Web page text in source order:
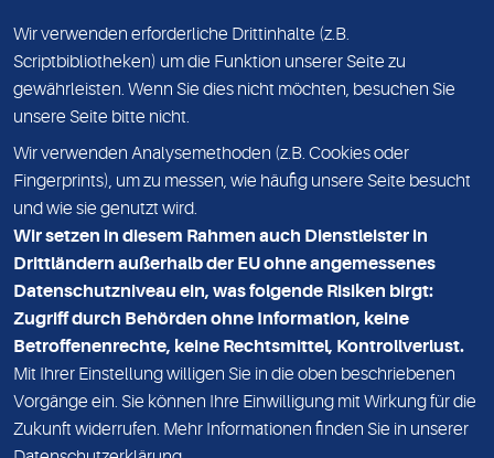
Namen des Fremdlabors mit. Mit der Beauftragung der
Fremdlaborleistung erklären Sie sich mit dieser
Vereinbarung einverstanden.
DATENSCHUTZ
KONTAKT
NEWSLETTER
ADRESSE
MVZ Medizinisches Labor Nord MLN GmbH
Essener Straße 108
22419 Hamburg
Wir verwenden erforderliche Drittinhalte (z.B.
Scriptbibliotheken) um die Funktion unserer Seite zu
gewährleisten. Wenn Sie dies nicht möchten, besuchen Sie
unsere Seite bitte nicht.
Wir verwenden Analysemethoden (z.B. Cookies oder
Fingerprints), um zu messen, wie häufig unsere Seite besucht
und wie sie genutzt wird.
Wir setzen in diesem Rahmen auch Dienstleister in
Drittländern außerhalb der EU ohne angemessenes
Datenschutzniveau ein, was folgende Risiken birgt:
Zugriff durch Behörden ohne Information, keine
Betroffenenrechte, keine Rechtsmittel, Kontrollverlust.
Mit Ihrer Einstellung willigen Sie in die oben beschriebenen
Vorgänge ein. Sie können Ihre Einwilligung mit Wirkung für die
Zukunft widerrufen. Mehr Informationen finden Sie in unserer